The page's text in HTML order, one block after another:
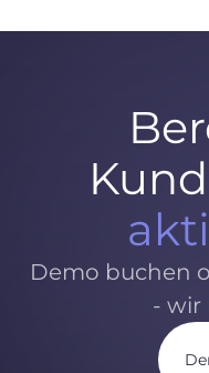
Demo buchen
- wir